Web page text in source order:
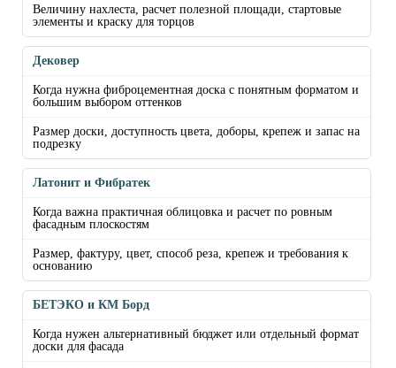
Величину нахлеста, расчет полезной площади, стартовые
элементы и краску для торцов
Дековер
Когда нужна фиброцементная доска с понятным форматом и
большим выбором оттенков
Размер доски, доступность цвета, доборы, крепеж и запас на
подрезку
Латонит и Фибратек
Когда важна практичная облицовка и расчет по ровным
фасадным плоскостям
Размер, фактуру, цвет, способ реза, крепеж и требования к
основанию
БЕТЭКО и КМ Борд
Когда нужен альтернативный бюджет или отдельный формат
доски для фасада